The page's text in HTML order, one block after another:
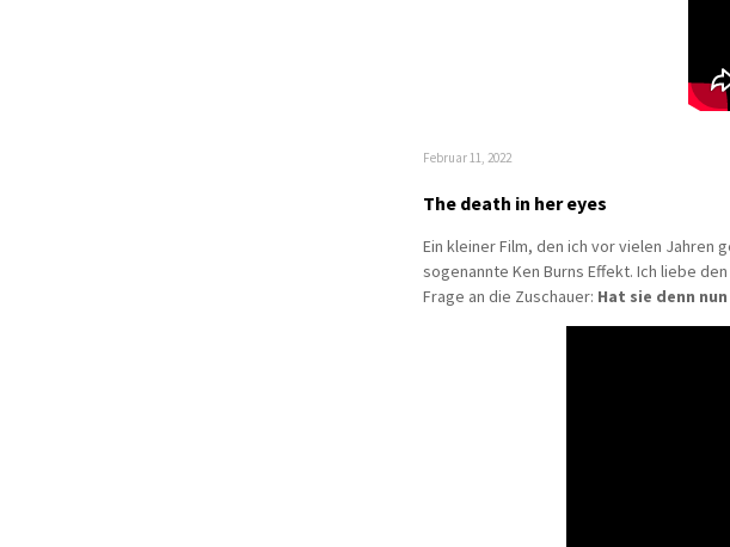
Februar 11, 2022
The death in her eyes
Ein kleiner Film, den ich vor vielen Jahren
sogenannte Ken Burns Effekt. Ich liebe
Frage an die Zuschauer: Hat sie denn